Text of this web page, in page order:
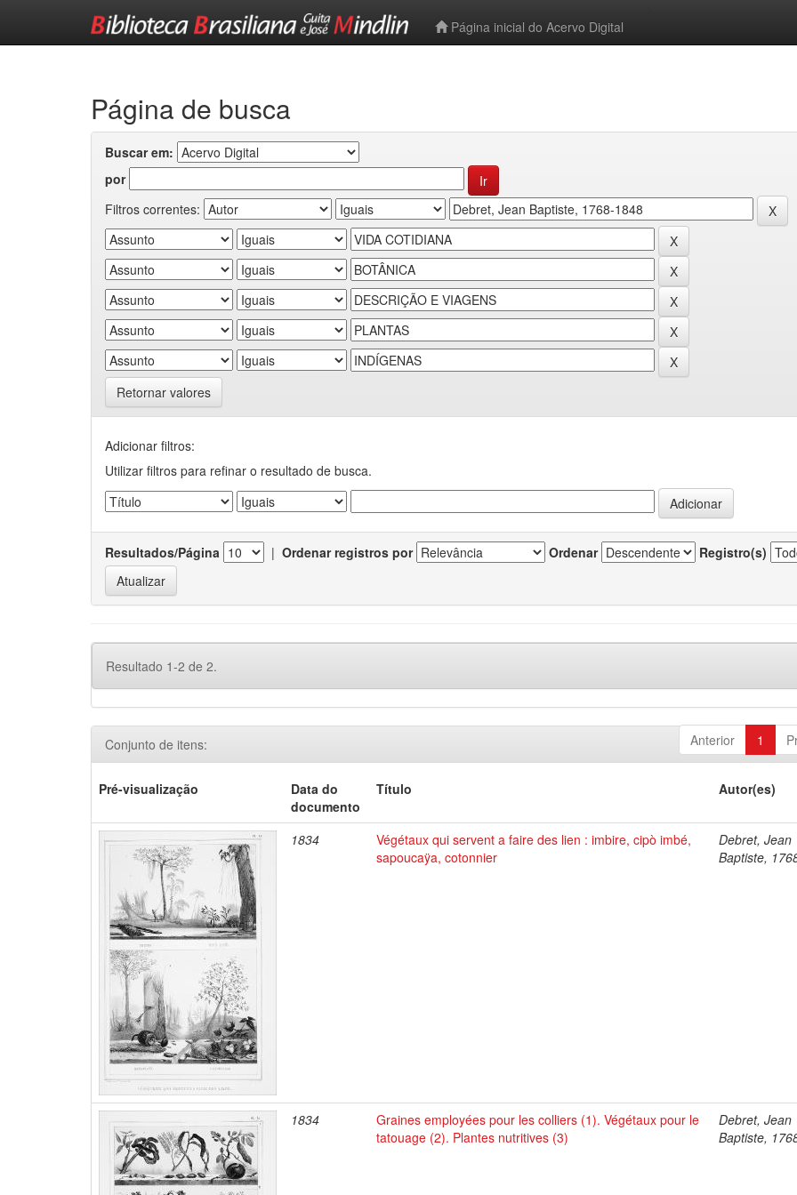
Página inicial do Acervo Digital
Página de busca
Buscar em:
por
Filtros correntes:
Retornar valores
Adicionar filtros:
Utilizar filtros para refinar o resultado de busca.
Resultados/Página | Ordenar registros por Ordenar Registro(s)
Resultado 1-2 de 2.
Anterior 1
Conjunto de itens:
Pré-visualização
Data do
documento
Título Autor(es)
1834
Végétaux qui servent a faire des lien : imbire, cipò imbé,
sapoucaÿa, cotonnier
Debret, Jean
Baptiste,
1834
Graines employées pour les colliers (1). Végétaux pour le
tatouage (2). Plantes nutritives (3)
Debret, Jean
Baptiste,